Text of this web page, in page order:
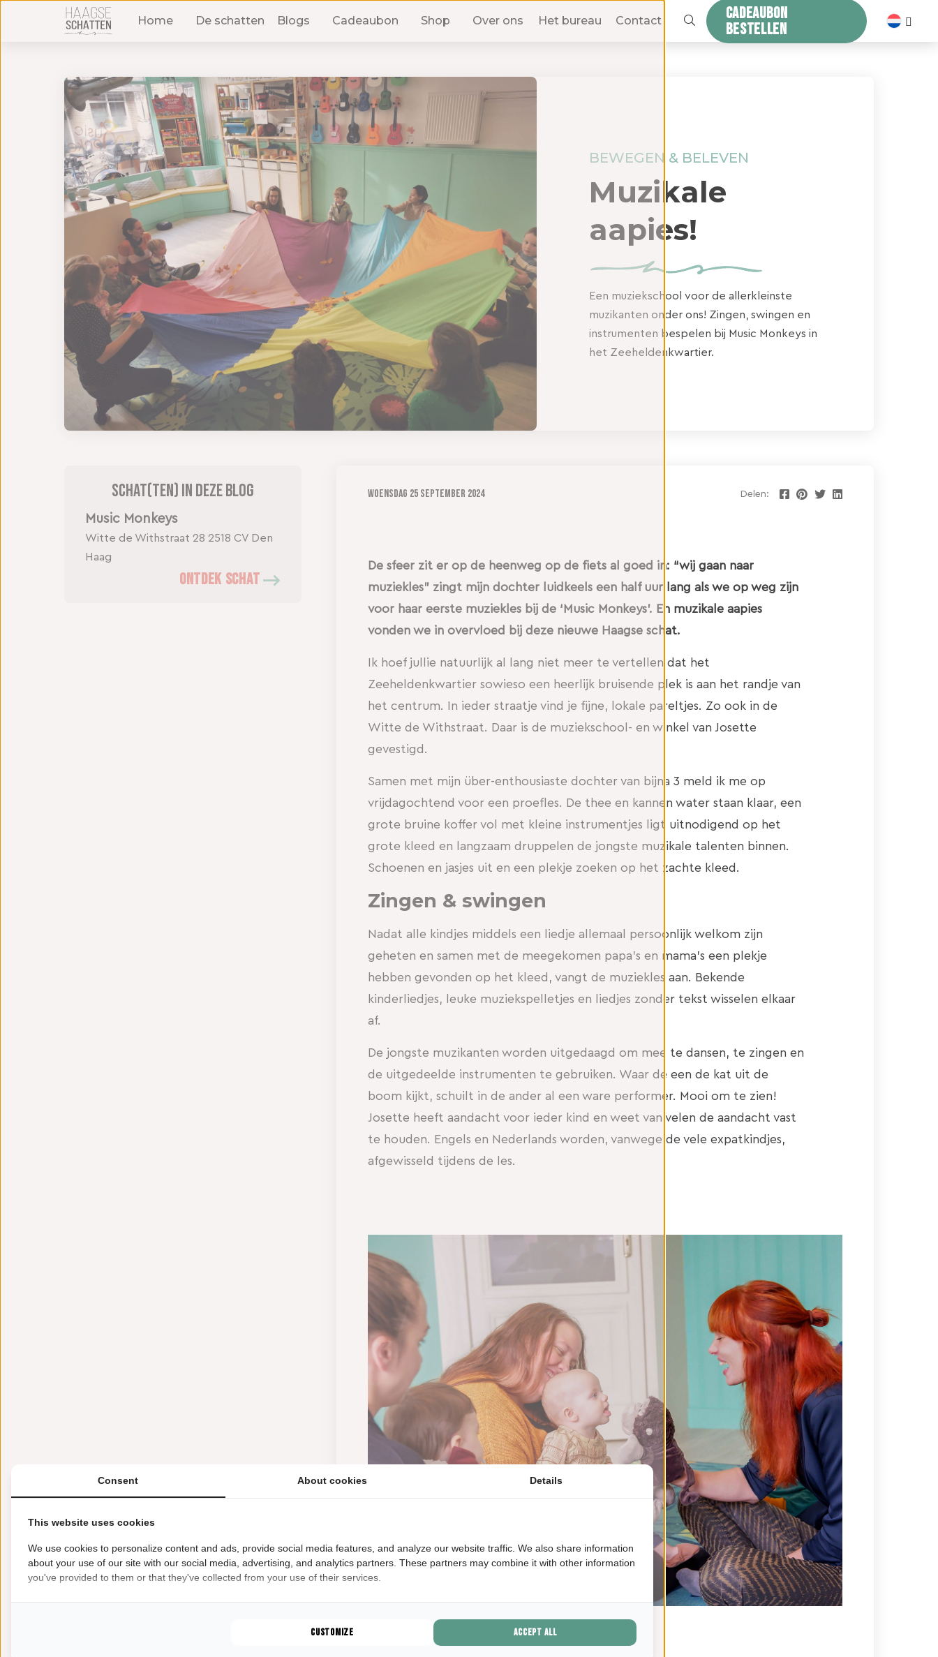
Home De schatten Blogs Cadeaubon Shop Over ons Het bureau Contact
CADEAUBON
BESTELLEN
ZOEKEN
BEWEGEN & BELEVEN
Muzikale
aapies!
Een muziekschool voor de allerkleinste
muzikanten onder ons! Zingen, swingen en
instrumenten bespelen bij Music Monkeys in
het Zeeheldenkwartier.
Woensdag 25 september 2024 Delen:
De sfeer zit er op de heenweg op de fiets al goed in: “wij gaan naar
muziekles” zingt mijn dochter luidkeels een half uur lang als we op weg zijn
voor haar eerste muziekles bij de ‘Music Monkeys’. En muzikale aapies
vonden we in overvloed bij deze nieuwe Haagse schat.
Ik hoef jullie natuurlijk al lang niet meer te vertellen dat het
Zeeheldenkwartier sowieso een heerlijk bruisende plek is aan het randje van
het centrum. In ieder straatje vind je fijne, lokale pareltjes. Zo ook in de
Witte de Withstraat. Daar is de muziekschool- en winkel van Josette
gevestigd.
Samen met mijn über-enthousiaste dochter van bijna 3 meld ik me op
vrijdagochtend voor een proefles. De thee en kannen water staan klaar, een
grote bruine koffer vol met kleine instrumentjes ligt uitnodigend op het
grote kleed en langzaam druppelen de jongste muzikale talenten binnen.
Schoenen en jasjes uit en een plekje zoeken op het zachte kleed.
Zingen & swingen
Nadat alle kindjes middels een liedje allemaal persoonlijk welkom zijn
geheten en samen met de meegekomen papa’s en mama’s een plekje
hebben gevonden op het kleed, vangt de muziekles aan. Bekende
kinderliedjes, leuke muziekspelletjes en liedjes zonder tekst wisselen elkaar
af.
De jongste muzikanten worden uitgedaagd om mee te dansen, te zingen en
de uitgedeelde instrumenten te gebruiken. Waar de een de kat uit de
boom kijkt, schuilt in de ander al een ware performer. Mooi om te zien!
Josette heeft aandacht voor ieder kind en weet van velen de aandacht vast
te houden. Engels en Nederlands worden, vanwege de vele expatkindjes,
afgewisseld tijdens de les.
Ukeleles aan de muur
Schat(ten) in deze blog
Music Monkeys
Witte de Withstraat 28 2518 CV Den
Haag
ONTDEK SCHAT
Consent About cookies Details
This website uses cookies
We use cookies to personalize content and ads, provide social media features, and analyze our website traffic. We also share information
about your use of our site with our social media, advertising, and analytics partners. These partners may combine it with other information
you've provided to them or that they've collected from your use of their services.
Customize Accept all